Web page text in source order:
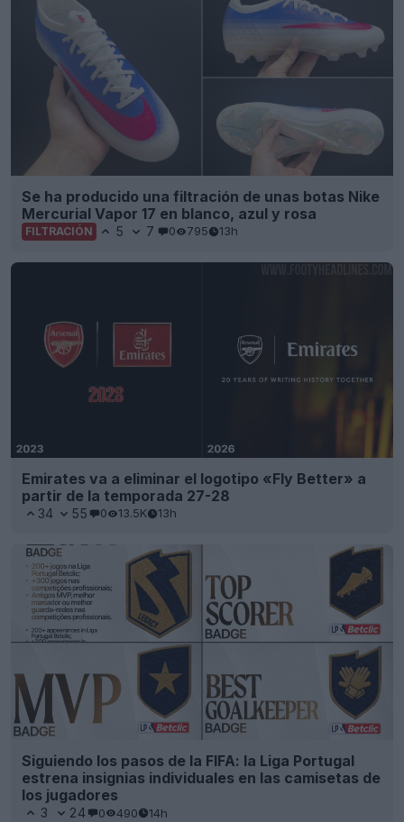
Se ha producido una filtración de unas botas Nike
Mercurial Vapor 17 en blanco, azul y rosa
FILTRACIÓN 5 7 0 795 13h
Emirates va a eliminar el logotipo «Fly Better» a
partir de la temporada 27-28
34 55 0 13.5K 13h
Siguiendo los pasos de la FIFA: la Liga Portugal
estrena insignias individuales en las camisetas de
los jugadores
3 24 0 490 14h